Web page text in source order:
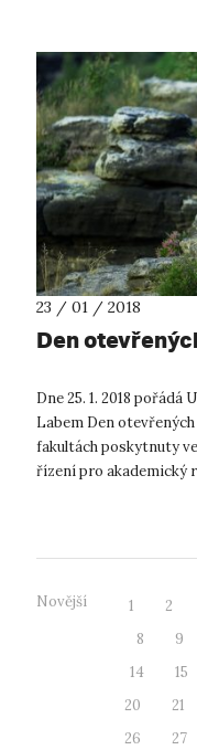
23 / 01 / 2018
Den
Dne 25. 1. 2018
Labem Den
fakultách poskytnuty
řízení pro akademický
Novější 1 2
8
9
14
15
20
21
26
27